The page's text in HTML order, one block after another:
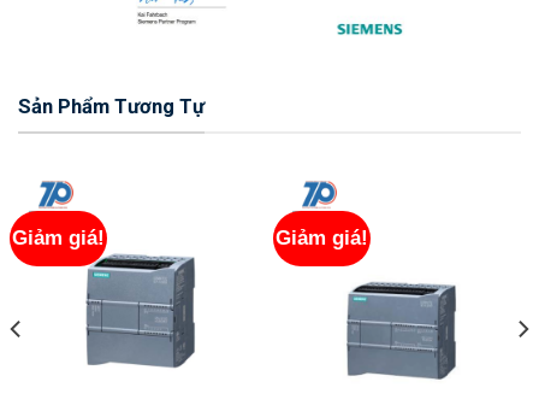
Sản Phẩm Tương Tự
Giảm giá! Giảm giá!